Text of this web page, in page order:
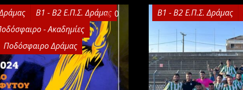
Β1 - Β2 Ε.Π.Σ. Δράμας
- Ακαδημίες
Ποδόσφαιρο Δράμας
0 Β1 - Β2 Ε.Π.Σ. Δράμας